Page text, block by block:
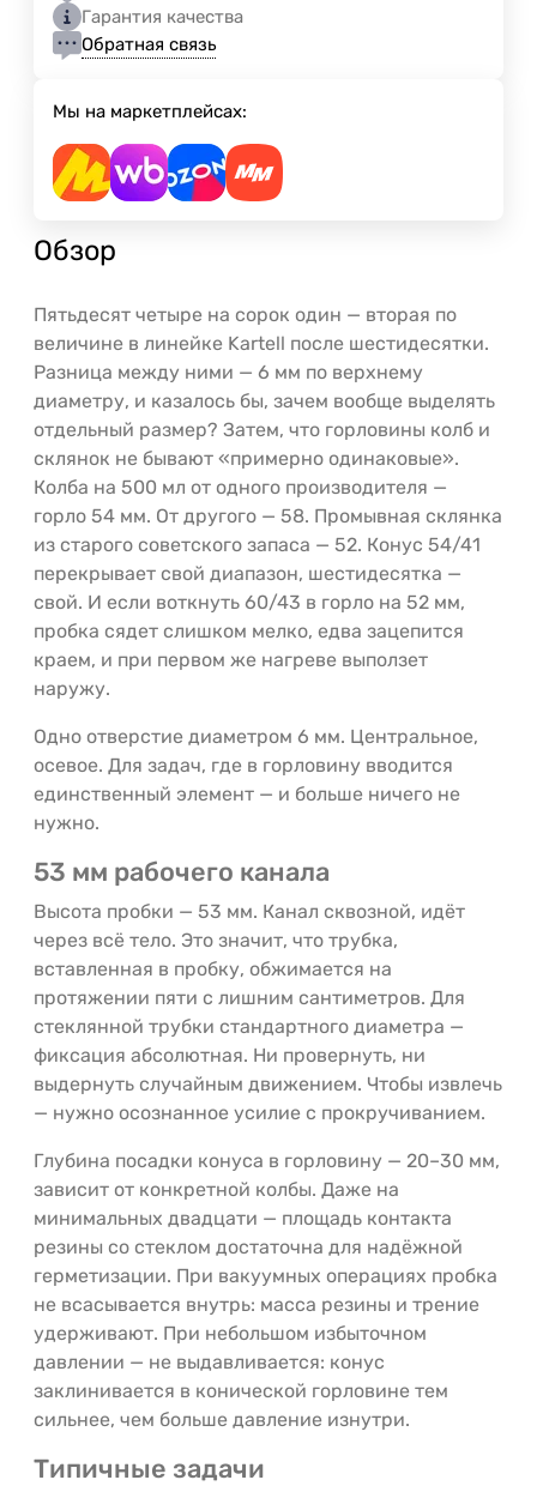
Гарантия качества
Обратная связь
Мы на маркетплейсах:
Обзор
Пятьдесят четыре на сорок один — вторая по
величине в линейке Kartell после шестидесятки.
Разница между ними — 6 мм по верхнему
диаметру, и казалось бы, зачем вообще выделять
отдельный размер? Затем, что горловины колб и
склянок не бывают «примерно одинаковые».
Колба на 500 мл от одного производителя —
горло 54 мм. От другого — 58. Промывная склянка
из старого советского запаса — 52. Конус 54/41
перекрывает свой диапазон, шестидесятка —
свой. И если воткнуть 60/43 в горло на 52 мм,
пробка сядет слишком мелко, едва зацепится
краем, и при первом же нагреве выползет
наружу.
Одно отверстие диаметром 6 мм. Центральное,
осевое. Для задач, где в горловину вводится
единственный элемент — и больше ничего не
нужно.
53 мм рабочего канала
Высота пробки — 53 мм. Канал сквозной, идёт
через всё тело. Это значит, что трубка,
вставленная в пробку, обжимается на
протяжении пяти с лишним сантиметров. Для
стеклянной трубки стандартного диаметра —
фиксация абсолютная. Ни провернуть, ни
выдернуть случайным движением. Чтобы извлечь
— нужно осознанное усилие с прокручиванием.
Глубина посадки конуса в горловину — 20–30 мм,
зависит от конкретной колбы. Даже на
минимальных двадцати — площадь контакта
резины со стеклом достаточна для надёжной
герметизации. При вакуумных операциях пробка
не всасывается внутрь: масса резины и трение
удерживают. При небольшом избыточном
давлении — не выдавливается: конус
заклинивается в конической горловине тем
сильнее, чем больше давление изнутри.
Типичные задачи